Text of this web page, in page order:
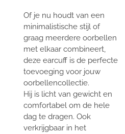
Of je nu houdt van een
minimalistische stijl of
graag meerdere oorbellen
met elkaar combineert,
deze earcuff is de perfecte
toevoeging voor jouw
oorbellencollectie.
Hij is licht van gewicht en
comfortabel om de hele
dag te dragen. Ook
verkrijgbaar in het